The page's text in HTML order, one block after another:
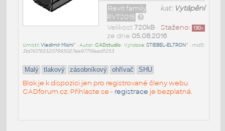
kat: Vytápění
Revit family
RVT2015
Staženo: 130x
Velikost 720kB•
ze dne 05.08.2016
Umístil:Vladimír Michl^ • Autor:CADstudio• Výrobce:STIEBEL-ELTRON^ • md5:
3b0107933207993027ea97719aadf253
Malý tlakový zásobníkový ohřívač SHU
Blok je k dispozici jen pro registrované členy webu
CADforum.cz. Přihlaste se - registrace je bezplatná.